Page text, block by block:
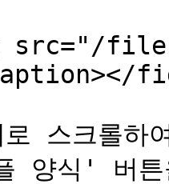
files/
스크롤
양식' 버